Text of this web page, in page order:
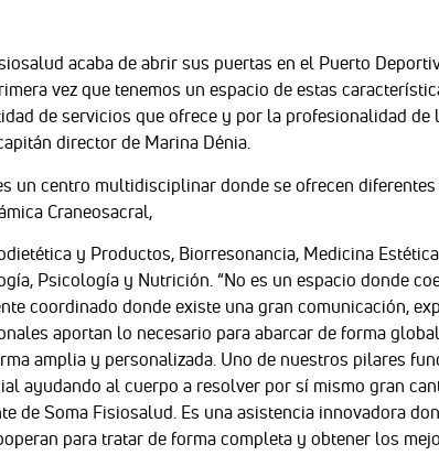
acaba de abrir sus puertas en el Puerto
vez que tenemos un espacio de estas
de servicios que ofrece y por la profesionalidad de
director de Marina Dénia.
un centro multidisciplinar donde se ofrecen
Craneosacral,
y Productos, Biorresonancia, Medicina
Psicología y Nutrición. “No es un espacio donde
coordinado donde existe una gran comunicación,
aportan lo necesario para abarcar de forma
amplia y personalizada. Uno de nuestros pilares
ayudando al cuerpo a resolver por sí mismo gran
de Soma Fisiosalud. Es una asistencia innovadora
para tratar de forma completa y obtener los